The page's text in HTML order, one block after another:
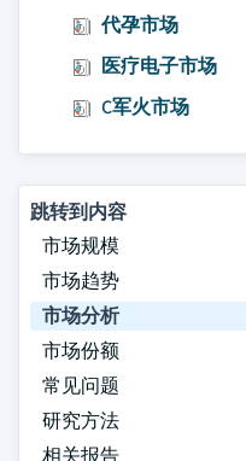
代孕市场
医疗电子市场
C军火市场
跳转到内容
市场规模
市场趋势
市场分析
市场份额
常见问题
研究方法
相关报告